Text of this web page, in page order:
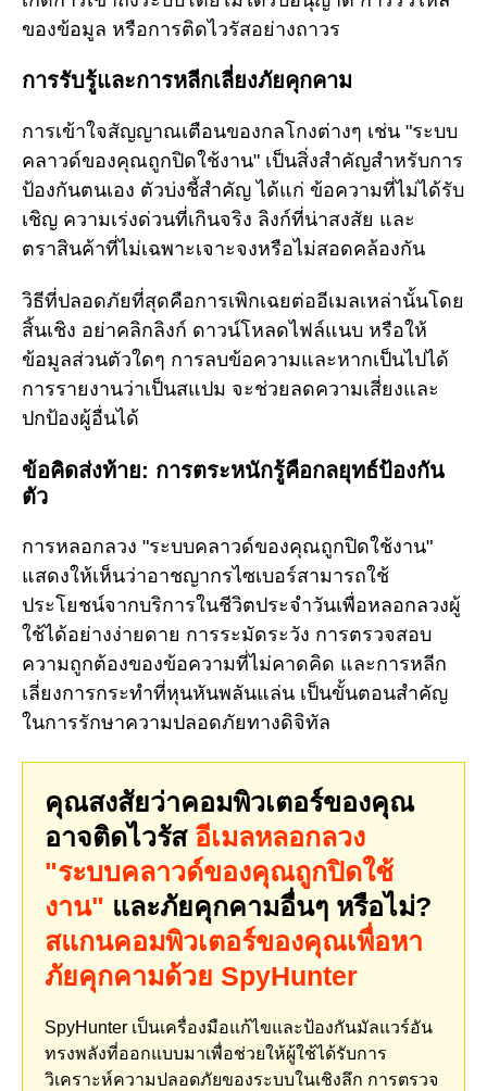
ของข้อมูล หรือการติดไวรัสอย่างถาวร
การรับรู้และการหลีกเลี่ยงภัยคุกคาม
การเข้าใจสัญญาณเตือนของกลโกงต่างๆ เช่น "ระบบ
คลาวด์ของคุณถูกปิดใช้งาน" เป็นสิ่งสำคัญสำหรับการ
ป้องกันตนเอง ตัวบ่งชี้สำคัญ ได้แก่ ข้อความที่ไม่ได้รับ
เชิญ ความเร่งด่วนที่เกินจริง ลิงก์ที่น่าสงสัย และ
ตราสินค้าที่ไม่เฉพาะเจาะจงหรือไม่สอดคล้องกัน
วิธีที่ปลอดภัยที่สุดคือการเพิกเฉยต่ออีเมลเหล่านั้นโดย
สิ้นเชิง อย่าคลิกลิงก์ ดาวน์โหลดไฟล์แนบ หรือให้
ข้อมูลส่วนตัวใดๆ การลบข้อความและหากเป็นไปได้
การรายงานว่าเป็นสแปม จะช่วยลดความเสี่ยงและ
ปกป้องผู้อื่นได้
ข้อคิดส่งท้าย: การตระหนักรู้คือกลยุทธ์ป้องกัน
ตัว
การหลอกลวง "ระบบคลาวด์ของคุณถูกปิดใช้งาน"
แสดงให้เห็นว่าอาชญากรไซเบอร์สามารถใช้
ประโยชน์จากบริการในชีวิตประจำวันเพื่อหลอกลวงผู้
ใช้ได้อย่างง่ายดาย การระมัดระวัง การตรวจสอบ
ความถูกต้องของข้อความที่ไม่คาดคิด และการหลีก
เลี่ยงการกระทำที่หุนหันพลันแล่น เป็นขั้นตอนสำคัญ
ในการรักษาความปลอดภัยทางดิจิทัล
คุณสงสัยว่าคอมพิวเตอร์ของคุณ
อาจติดไวรัส อีเมลหลอกลวง
"ระบบคลาวด์ของคุณถูกปิดใช้
งาน" และภัยคุกคามอื่นๆ หรือไม่?
สแกนคอมพิวเตอร์ของคุณเพื่อหา
ภัยคุกคามด้วย SpyHunter
SpyHunter เป็นเครื่องมือแก้ไขและป้องกันมัลแวร์อัน
ทรงพลังที่ออกแบบมาเพื่อช่วยให้ผู้ใช้ได้รับการ
วิเคราะห์ความปลอดภัยของระบบในเชิงลึก การตรวจ